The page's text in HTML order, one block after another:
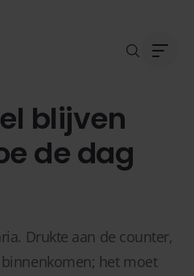
blijven
de dag
Drukte aan de counter,
het moet